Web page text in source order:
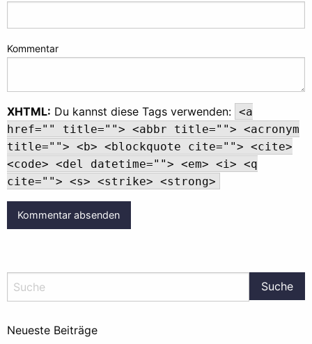
Kommentar
XHTML: Du kannst diese Tags verwenden: <a
href="" title=""> <abbr title=""> <acronym
title=""> <b> <blockquote cite=""> <cite>
<code> <del datetime=""> <em> <i> <q
cite=""> <s> <strike> <strong>
Neueste Beiträge